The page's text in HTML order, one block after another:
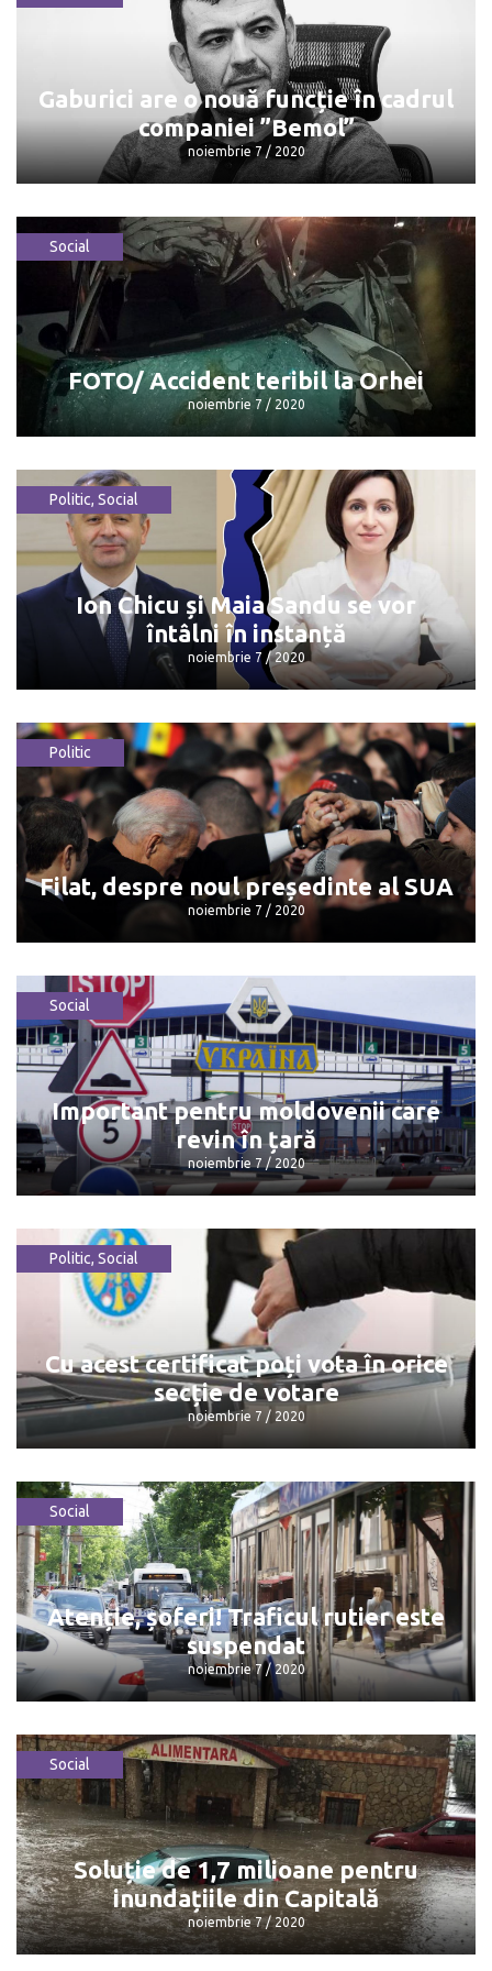
Anunț pentru elevii care își fac studiile
în România
noiembrie 7 / 2020
Gaburici are o nouă funcție în cadrul
companiei ”Bemol”
noiembrie 7 / 2020
Gaburici are o nouă funcție în cadrul
companiei ”Bemol”
noiembrie 7 / 2020
Social
FOTO/ Accident teribil la Orhei
noiembrie 7 / 2020
FOTO/ Accident teribil la Orhei
noiembrie 7 / 2020
Politic, Social
Ion Chicu și Maia Sandu se vor
întâlni în instanță
noiembrie 7 / 2020
Ion Chicu și Maia Sandu se vor întâlni în
instanță
noiembrie 7 / 2020
Politic
Filat, despre noul președinte al SUA
noiembrie 7 / 2020
Filat, despre noul președinte al SUA
noiembrie 7 / 2020
Social
Important pentru moldovenii care
revin în țară
noiembrie 7 / 2020
Important pentru moldovenii care
revin în țară
noiembrie 7 / 2020
Politic, Social
Cu acest certificat poți vota în orice
secție de votare
noiembrie 7 / 2020
Cu acest certificat poți vota în orice
secție de votare
noiembrie 7 / 2020
Social
Atenție, șoferi! Traficul rutier este
suspendat
noiembrie 7 / 2020
Atenție, șoferi! Traficul rutier este
suspendat
noiembrie 7 / 2020
Social
Soluție de 1,7 milioane pentru
inundațiile din Capitală
noiembrie 7 / 2020